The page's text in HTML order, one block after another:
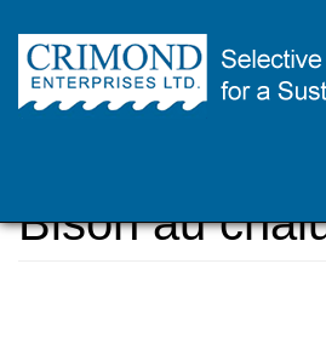
Skip
Contactez-
ici
Bison au